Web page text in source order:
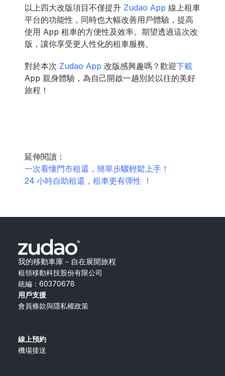
以上四大改版項目不僅提升 Zudao App 線上租車
平台的功能性，同時也大幅改善用戶體驗，提高
使用 App 租車的方便性及效率。期望透過這次改
版，讓你享受更人性化的租車服務。
對於本次 Zudao App 改版感興趣嗎？歡迎下載
App 親身體驗，為自己開啟一趟別於以往的美好
旅程！
延伸閱讀：
一次看懂門市租還，簡單步驟輕鬆上手！
24 小時自助租還，租車更有彈性 ！
我的移動車庫－自在展開旅程
租領移動科技股份有限公司
統編：60370678
用戶支援
會員條款與隱私權政策
線上預約
機場接送